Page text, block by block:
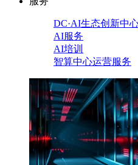
DC·AI生态创新中
AI服务
AI培训
智算中心运营服务